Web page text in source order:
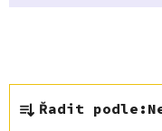
Ř
a
Řadit podle: